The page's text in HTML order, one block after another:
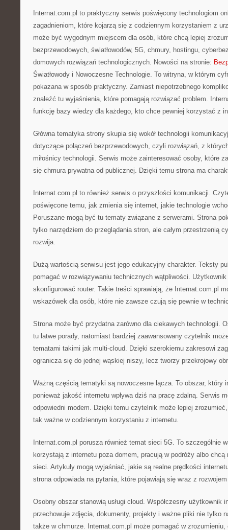
Internat.com.pl to praktyczny serwis poświęcony technologiom
zagadnieniom, które kojarzą się z codziennym korzystaniem z
może być wygodnym miejscem dla osób, które chcą lepiej
bezprzewodowych, światłowodów, 5G, chmury, hostingu,
domowych rozwiązań technologicznych. Nowości na stronie:
Światłowody i Nowoczesne Technologie. To witryna, w którym
pokazana w sposób praktyczny. Zamiast niepotrzebnego
znaleźć tu wyjaśnienia, które pomagają rozwiązać problem.
funkcję bazy wiedzy dla każdego, kto chce pewniej korzystać z
Główna tematyka strony skupia się wokół technologii
dotyczące połączeń bezprzewodowych, czyli rozwiązań, z
miłośnicy technologii. Serwis może zainteresować osoby, które
się chmura prywatna od publicznej. Dzięki temu strona ma
Internat.com.pl to również serwis o przyszłości komunikacji.
poświęcone temu, jak zmienia się internet, jakie technologie
Poruszane mogą być tu tematy związane z serwerami. Strona
tylko narzędziem do przeglądania stron, ale całym przestrzenią
rozwija.
Dużą wartością serwisu jest jego edukacyjny charakter. Teksty
pomagać w rozwiązywaniu technicznych wątpliwości.
skonfigurować router. Takie treści sprawiają, że Internat.com.pl
wskazówek dla osób, które nie zawsze czują się pewnie w
Strona może być przydatna zarówno dla ciekawych technologii.
tu łatwe porady, natomiast bardziej zaawansowany czytelnik
tematami takimi jak multi-cloud. Dzięki szerokiemu zakresowi
ogranicza się do jednej wąskiej niszy, lecz tworzy przekrojowy
Ważną częścią tematyki są nowoczesne łącza. To obszar, który
ponieważ jakość internetu wpływa dziś na pracę zdalną. Serwis
odpowiedni modem. Dzięki temu czytelnik może lepiej
tak ważne w codziennym korzystaniu z internetu.
Internat.com.pl porusza również temat sieci 5G. To szczególnie
korzystają z internetu poza domem, pracują w podróży albo
sieci. Artykuły mogą wyjaśniać, jakie są realne prędkości
strona odpowiada na pytania, które pojawiają się wraz z
Osobny obszar stanowią usługi cloud. Współczesny użytkownik
przechowuje zdjęcia, dokumenty, projekty i ważne pliki nie tylko
także w chmurze. Internat.com.pl może pomagać w